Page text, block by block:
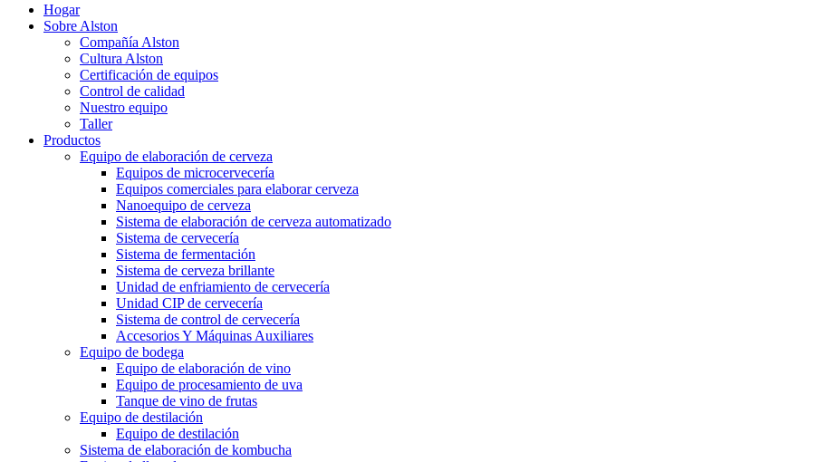
Hogar
Sobre Alston
Compañía Alston
Cultura Alston
Certificación de equipos
Control de calidad
Nuestro equipo
Taller
Productos
Equipo de elaboración de cerveza
Equipos de microcervecería
Equipos comerciales para elaborar cerveza
Nanoequipo de cerveza
Sistema de elaboración de cerveza automatizado
Sistema de cervecería
Sistema de fermentación
Sistema de cerveza brillante
Unidad de enfriamiento de cervecería
Unidad CIP de cervecería
Sistema de control de cervecería
Accesorios Y Máquinas Auxiliares
Equipo de bodega
Equipo de elaboración de vino
Equipo de procesamiento de uva
Tanque de vino de frutas
Equipo de destilación
Equipo de destilación
Sistema de elaboración de kombucha